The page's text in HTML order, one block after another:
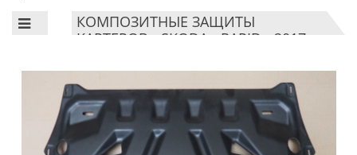
КОМПОЗИТНЫЕ ЗАЩИТЫ
КАРТЕРОВ - SKODA - RAPID - 2017-